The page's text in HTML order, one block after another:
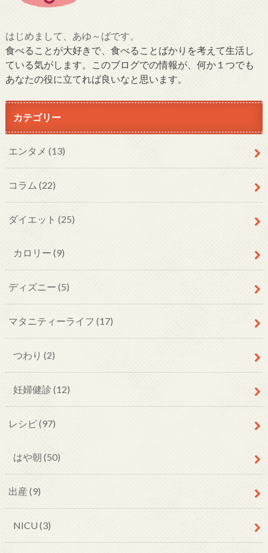
はじめまして、あゆ～ばです。
食べることが大好きで、食べることばかりを考えて生活し
ている気がします。このブログでの情報が、何か１つでも
あなたの役に立てれば良いなと思います。
カテゴリー
エンタメ (13)
コラム (22)
ダイエット (25)
カロリー (9)
ディズニー (5)
マタニティーライフ (17)
つわり (2)
妊婦健診 (12)
レシピ(97)
はや朝 (50)
出産 (9)
NICU(3)